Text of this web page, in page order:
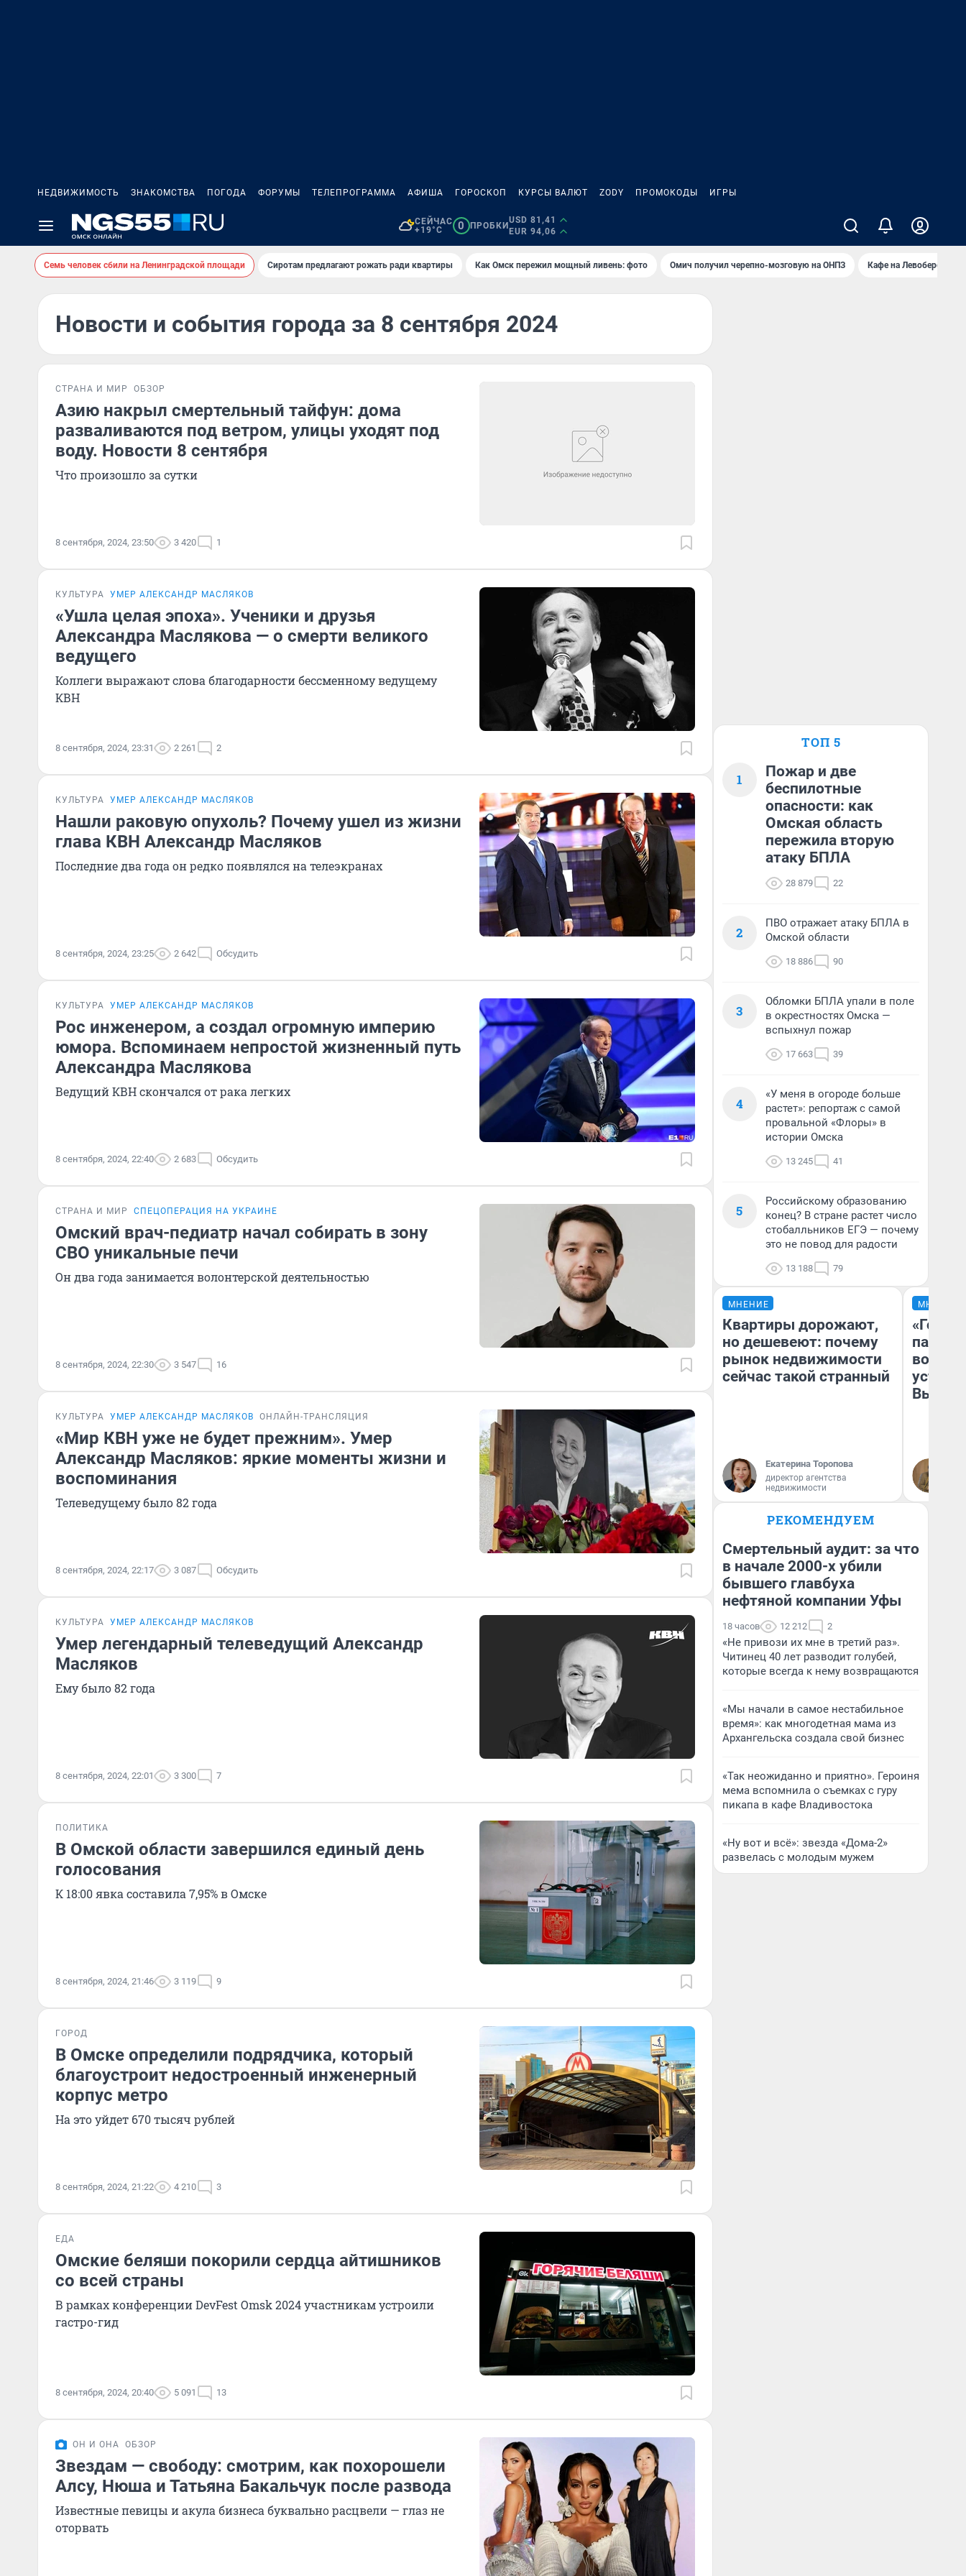
НЕДВИЖИМОСТЬ ЗНАКОМСТВА ПОГОДА ФОРУМЫ ТЕЛЕПРОГРАММА АФИША ГОРОСКОП КУРСЫ ВАЛЮТ ZODY ПРОМОКОДЫ ИГРЫ
СЕЙЧАС
+19°C
0 ПРОБКИ
USD 81,41
EUR 94,06
Семь человек сбили на Ленинградской площади Сиротам предлагают рожать ради квартиры Как Омск пережил мощный ливень: фото Омич получил черепно-мозговую на ОНПЗ Кафе на Левобережье
Новости и события города за 8 сентября 2024
СТРАНА И МИР ОБЗОР
Азию накрыл смертельный тайфун: дома
разваливаются под ветром, улицы уходят под
воду. Новости 8 сентября
Что произошло за сутки
8 сентября, 2024, 23:50 3 420 1
КУЛЬТУРА УМЕР АЛЕКСАНДР МАСЛЯКОВ
«Ушла целая эпоха». Ученики и друзья
Александра Маслякова — о смерти великого
ведущего
Коллеги выражают слова благодарности бессменному ведущему
КВН
8 сентября, 2024, 23:31 2 261 2
КУЛЬТУРА УМЕР АЛЕКСАНДР МАСЛЯКОВ
Нашли раковую опухоль? Почему ушел из жизни
глава КВН Александр Масляков
Последние два года он редко появлялся на телеэкранах
8 сентября, 2024, 23:25 2 642 Обсудить
КУЛЬТУРА УМЕР АЛЕКСАНДР МАСЛЯКОВ
Рос инженером, а создал огромную империю
юмора. Вспоминаем непростой жизненный путь
Александра Маслякова
Ведущий КВН скончался от рака легких
8 сентября, 2024, 22:40 2 683 Обсудить
СТРАНА И МИР СПЕЦОПЕРАЦИЯ НА УКРАИНЕ
Омский врач-педиатр начал собирать в зону
СВО уникальные печи
Он два года занимается волонтерской деятельностью
8 сентября, 2024, 22:30 3 547 16
КУЛЬТУРА УМЕР АЛЕКСАНДР МАСЛЯКОВ ОНЛАЙН-ТРАНСЛЯЦИЯ
«Мир КВН уже не будет прежним». Умер
Александр Масляков: яркие моменты жизни и
воспоминания
Телеведущему было 82 года
8 сентября, 2024, 22:17 3 087 Обсудить
КУЛЬТУРА УМЕР АЛЕКСАНДР МАСЛЯКОВ
Умер легендарный телеведущий Александр
Масляков
Ему было 82 года
8 сентября, 2024, 22:01 3 300 7
ПОЛИТИКА
В Омской области завершился единый день
голосования
К 18:00 явка составила 7,95% в Омске
8 сентября, 2024, 21:46 3 119 9
ГОРОД
В Омске определили подрядчика, который
благоустроит недостроенный инженерный
корпус метро
На это уйдет 670 тысяч рублей
8 сентября, 2024, 21:22 4 210 3
ЕДА
Омские беляши покорили сердца айтишников
со всей страны
В рамках конференции DevFest Omsk 2024 участникам устроили
гастро-гид
8 сентября, 2024, 20:40 5 091 13
ОН И ОНА ОБЗОР
Звездам — свободу: смотрим, как похорошели
Алсу, Нюша и Татьяна Бакальчук после развода
Известные певицы и акула бизнеса буквально расцвели — глаз не
оторвать
ТОП 5
1
Пожар и две
беспилотные
опасности: как
Омская область
пережила вторую
атаку БПЛА
28 879 22
2
ПВО отражает атаку БПЛА в
Омской области
18 886 90
3
Обломки БПЛА упали в поле
в окрестностях Омска —
вспыхнул пожар
17 663 39
4
«У меня в огороде больше
растет»: репортаж с самой
провальной «Флоры» в
истории Омска
13 245 41
5
Российскому образованию
конец? В стране растет число
стобалльников ЕГЭ — почему
это не повод для радости
13 188 79
МНЕНИЕ
Квартиры дорожают,
но дешевеют: почему
рынок недвижимости
сейчас такой странный
Екатерина Торопова
директор агентства
недвижимости
МНЕНИЕ
РЕКОМЕНДУЕМ
Смертельный аудит: за что
в начале 2000-х убили
бывшего главбуха
нефтяной компании Уфы
18 часов 12 212 2
«Не привози их мне в третий раз».
Читинец 40 лет разводит голубей,
которые всегда к нему возвращаются
«Мы начали в самое нестабильное
время»: как многодетная мама из
Архангельска создала свой бизнес
«Так неожиданно и приятно». Героиня
мема вспомнила о съемках с гуру
пикапа в кафе Владивостока
«Ну вот и всё»: звезда «Дома-2»
развелась с молодым мужем